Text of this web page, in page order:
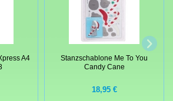
A4
Stanzschablone Me To You
Candy Cane
18,95 €